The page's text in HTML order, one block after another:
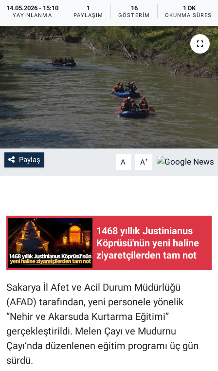
14.05.2026 - 15:10
YAYINLANMA
1
PAYLAŞIM
16
GÖSTERIM
1 DK
OKUNMA SÜRESI
Paylaş A- A+
1468 yıllık Justinianus
Köprüsü'nün yeni haline
ziyaretçilerden tam not
Sakarya İl Afet ve Acil Durum Müdürlüğü
(AFAD) tarafından, yeni personele yönelik
“Nehir ve Akarsuda Kurtarma Eğitimi”
gerçekleştirildi. Melen Çayı ve Mudurnu
Çayı’nda düzenlenen eğitim programı üç gün
sürdü.